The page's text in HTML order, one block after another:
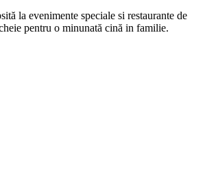
la evenimente speciale si restaurante de
pentru o minunată cină in familie.